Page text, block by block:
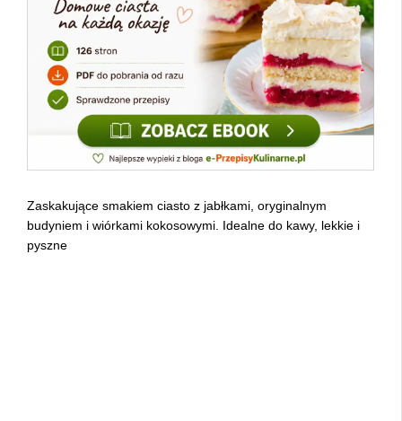
Zaskakujące smakiem ciasto z jabłkami, oryginalnym
budyniem i wiórkami kokosowymi. Idealne do kawy, lekkie i
pyszne